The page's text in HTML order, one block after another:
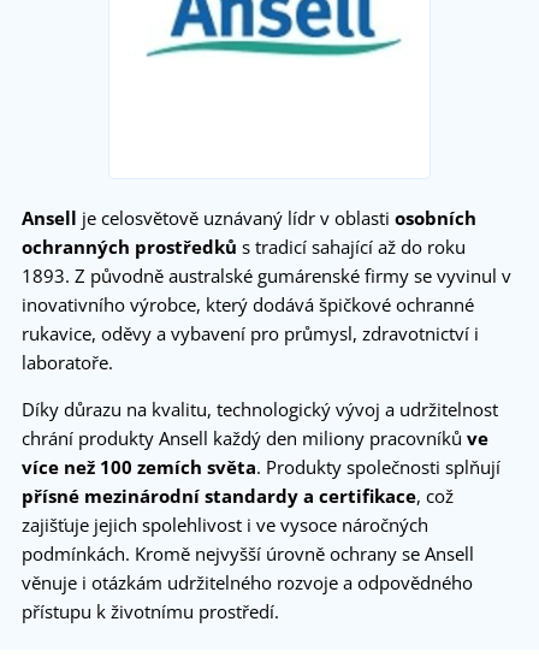
Ansell je celosvětově uznávaný lídr v oblasti osobních
ochranných prostředků s tradicí sahající až do roku
1893. Z původně australské gumárenské firmy se vyvinul v
inovativního výrobce, který dodává špičkové ochranné
rukavice, oděvy a vybavení pro průmysl, zdravotnictví i
laboratoře.
Díky důrazu na kvalitu, technologický vývoj a udržitelnost
chrání produkty Ansell každý den miliony pracovníků ve
více než 100 zemích světa. Produkty společnosti splňují
přísné mezinárodní standardy a certifikace, což
zajišťuje jejich spolehlivost i ve vysoce náročných
podmínkách. Kromě nejvyšší úrovně ochrany se Ansell
věnuje i otázkám udržitelného rozvoje a odpovědného
přístupu k životnímu prostředí.